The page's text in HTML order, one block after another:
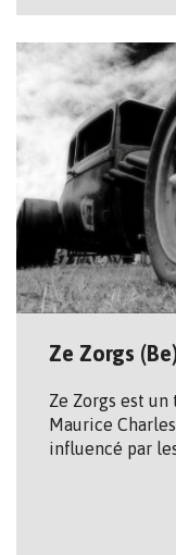
Ze Zorgs
Ze Zorgs est
Maurice
influencé par